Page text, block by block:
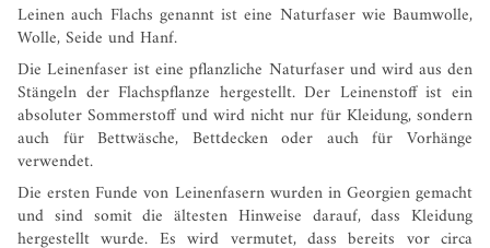
Leinen auch Flachs genannt ist eine Naturfaser wie Baumwolle,
Wolle, Seide und Hanf.
Die Leinenfaser ist eine pflanzliche Naturfaser und wird aus den
Stängeln der Flachspflanze hergestellt. Der Leinenstoff ist ein
absoluter Sommerstoff und wird nicht nur für Kleidung, sondern
auch für Bettwäsche, Bettdecken oder auch für Vorhänge
verwendet.
Die ersten Funde von Leinenfasern wurden in Georgien gemacht
und sind somit die ältesten Hinweise darauf, dass Kleidung
hergestellt wurde. Es wird vermutet, dass bereits vor circa